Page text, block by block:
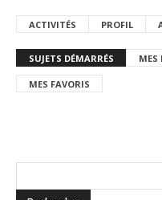
ACTIVITÉS PROFIL
SUJETS DÉMARRÉS MES
MES FAVORIS